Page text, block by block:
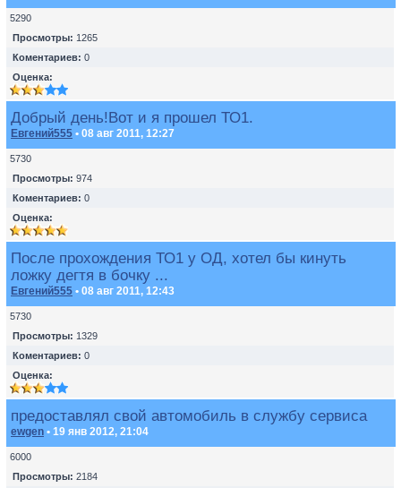
5290
Просмотры: 1265
Коментариев: 0
Оценка:
Добрый день!Вот и я прошел ТО1.
Евгений555 • 08 авг 2011, 12:27
5730
Просмотры: 974
Коментариев: 0
Оценка:
После прохождения ТО1 у ОД, хотел бы кинуть
ложку дегтя в бочку ...
Евгений555 • 08 авг 2011, 12:43
5730
Просмотры: 1329
Коментариев: 0
Оценка:
предоставлял свой автомобиль в службу сервиса
ewgen • 19 янв 2012, 21:04
6000
Просмотры: 2184